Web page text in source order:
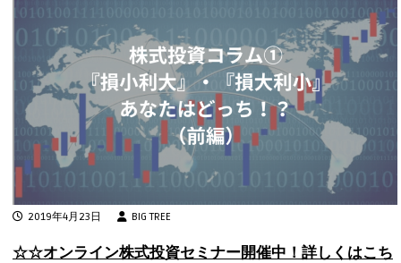
2019年4月23日 BIG TREE
☆☆オンライン株式投資セミナー開催中！詳しくはこち